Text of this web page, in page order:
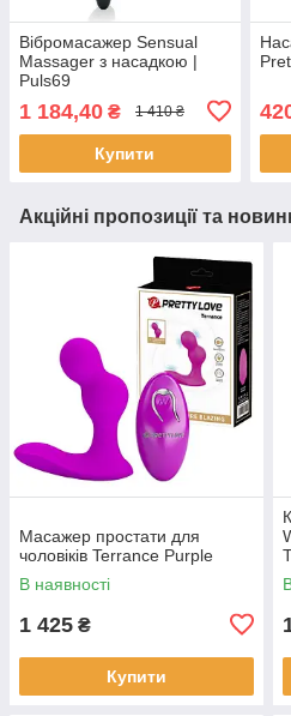
Вібромасажер Sensual
Massager з насадкою |
Puls69
1 184,40 ₴ 1 410 ₴
Купити
Акційні пропозиції та
Масажер простати для
чоловіків Terrance Purple
В наявності
1 425 ₴
Купити